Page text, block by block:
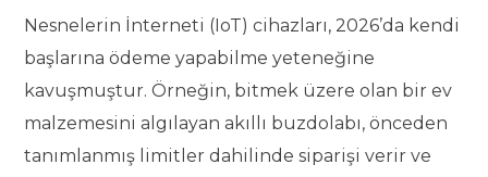
Nesnelerin İnterneti (IoT) cihazları, 2026’da kendi
başlarına ödeme yapabilme yeteneğine
kavuşmuştur. Örneğin, bitmek üzere olan bir ev
malzemesini algılayan akıllı buzdolabı, önceden
tanımlanmış limitler dahilinde siparişi verir ve